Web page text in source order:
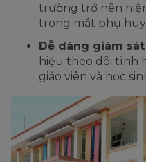
trường trở nên
trong mắt phụ
Dễ dàng giám
hiệu theo dõi tình
giáo viên và học